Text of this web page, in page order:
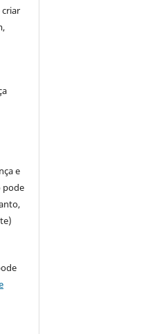
e
pode